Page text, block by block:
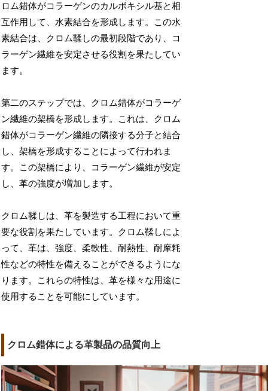
ロム錯体がコラーゲンのカルボキシル基と相
互作用して、水素結合を形成します。この水
素結合は、クロム鞣しの最初段階であり、コ
ラーゲン繊維を安定させる役割を果たしてい
ます。
第二のステップでは、クロム錯体がコラーゲ
ン繊維の架橋を形成します。これは、クロム
錯体がコラーゲン繊維の隣接する分子と結合
し、架橋を形成することによって行われま
す。この架橋により、コラーゲン繊維が安定
し、革の強度が増加します。
クロム鞣しは、革を製造する工程において重
要な役割を果たしています。クロム鞣しによ
って、革は、強度、柔軟性、耐熱性、耐摩耗
性などの特性を備えることができるようにな
ります。これらの特性は、革を様々な用途に
使用することを可能にしています。
クロム錯体による革製品の品質向上